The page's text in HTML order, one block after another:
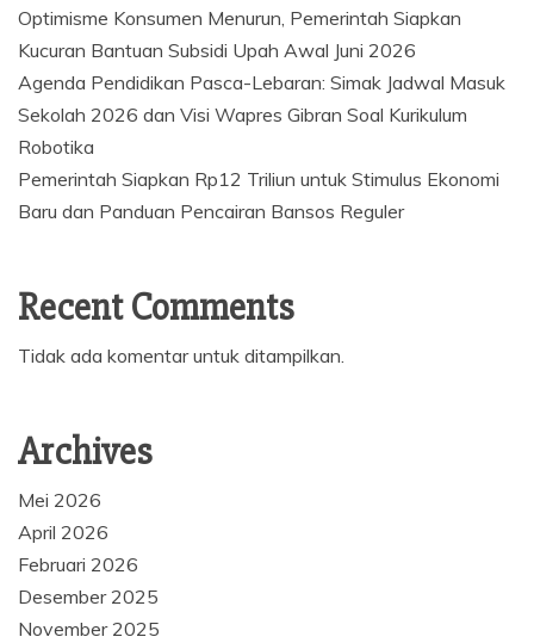
Optimisme Konsumen Menurun, Pemerintah Siapkan
Kucuran Bantuan Subsidi Upah Awal Juni 2026
Agenda Pendidikan Pasca-Lebaran: Simak Jadwal Masuk
Sekolah 2026 dan Visi Wapres Gibran Soal Kurikulum
Robotika
Pemerintah Siapkan Rp12 Triliun untuk Stimulus Ekonomi
Baru dan Panduan Pencairan Bansos Reguler
Recent Comments
Tidak ada komentar untuk ditampilkan.
Archives
Mei 2026
April 2026
Februari 2026
Desember 2025
November 2025